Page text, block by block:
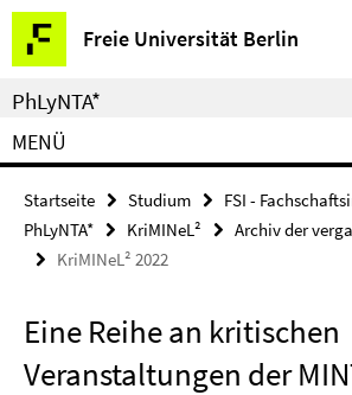
Springe
direkt
zu
Inhalt
Freie Universität Berlin
Service-
Navigation
PhLyNTA*
MENÜ
Startseite Studium
FSI -
PhLyNTA*
KriMINeL²
Archiv der
KriMINeL² 2022
Eine Reihe an kritischen
Veranstaltungen der